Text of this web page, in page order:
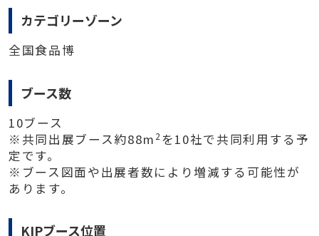
カテゴリーゾーン
全国食品博
ブース数
10ブース
※共同出展ブース約88m2 を10社で共同利用する予
定です。
※ブース図面や出展者数により増減する可能性が
あります。
KIPブース位置